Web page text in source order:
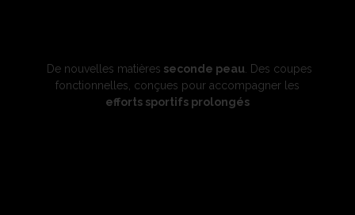
De nouvelles matières seconde peau . Des coupes
fonctionnelles, conçues pour accompagner les
efforts sportifs prolongés